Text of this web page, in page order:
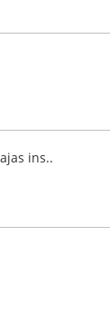
ins..